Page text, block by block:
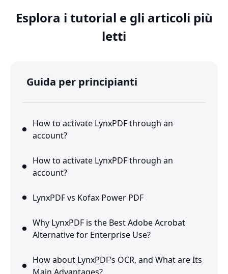
Esplora i tutorial e gli articoli più
letti
Guida per principianti
How to activate LynxPDF through an
account?
How to activate LynxPDF through an
account?
LynxPDF vs Kofax Power PDF
Why LynxPDF is the Best Adobe Acrobat
Alternative for Enterprise Use?
How about LynxPDF’s OCR, and What are Its